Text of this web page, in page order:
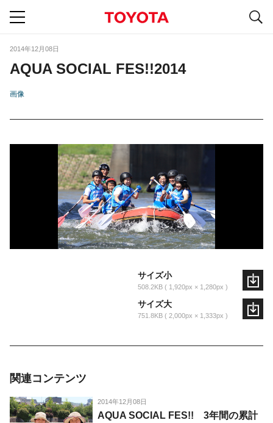
2014年12月08日
AQUA SOCIAL FES!!2014
画像
サイズ小
508.2KB 1,920px × 1,280px
サイズ大
751.8KB 2,000px × 1,333px
関連コンテンツ
2014年12月08日
AQUA SOCIAL FES!! 3年間の累計